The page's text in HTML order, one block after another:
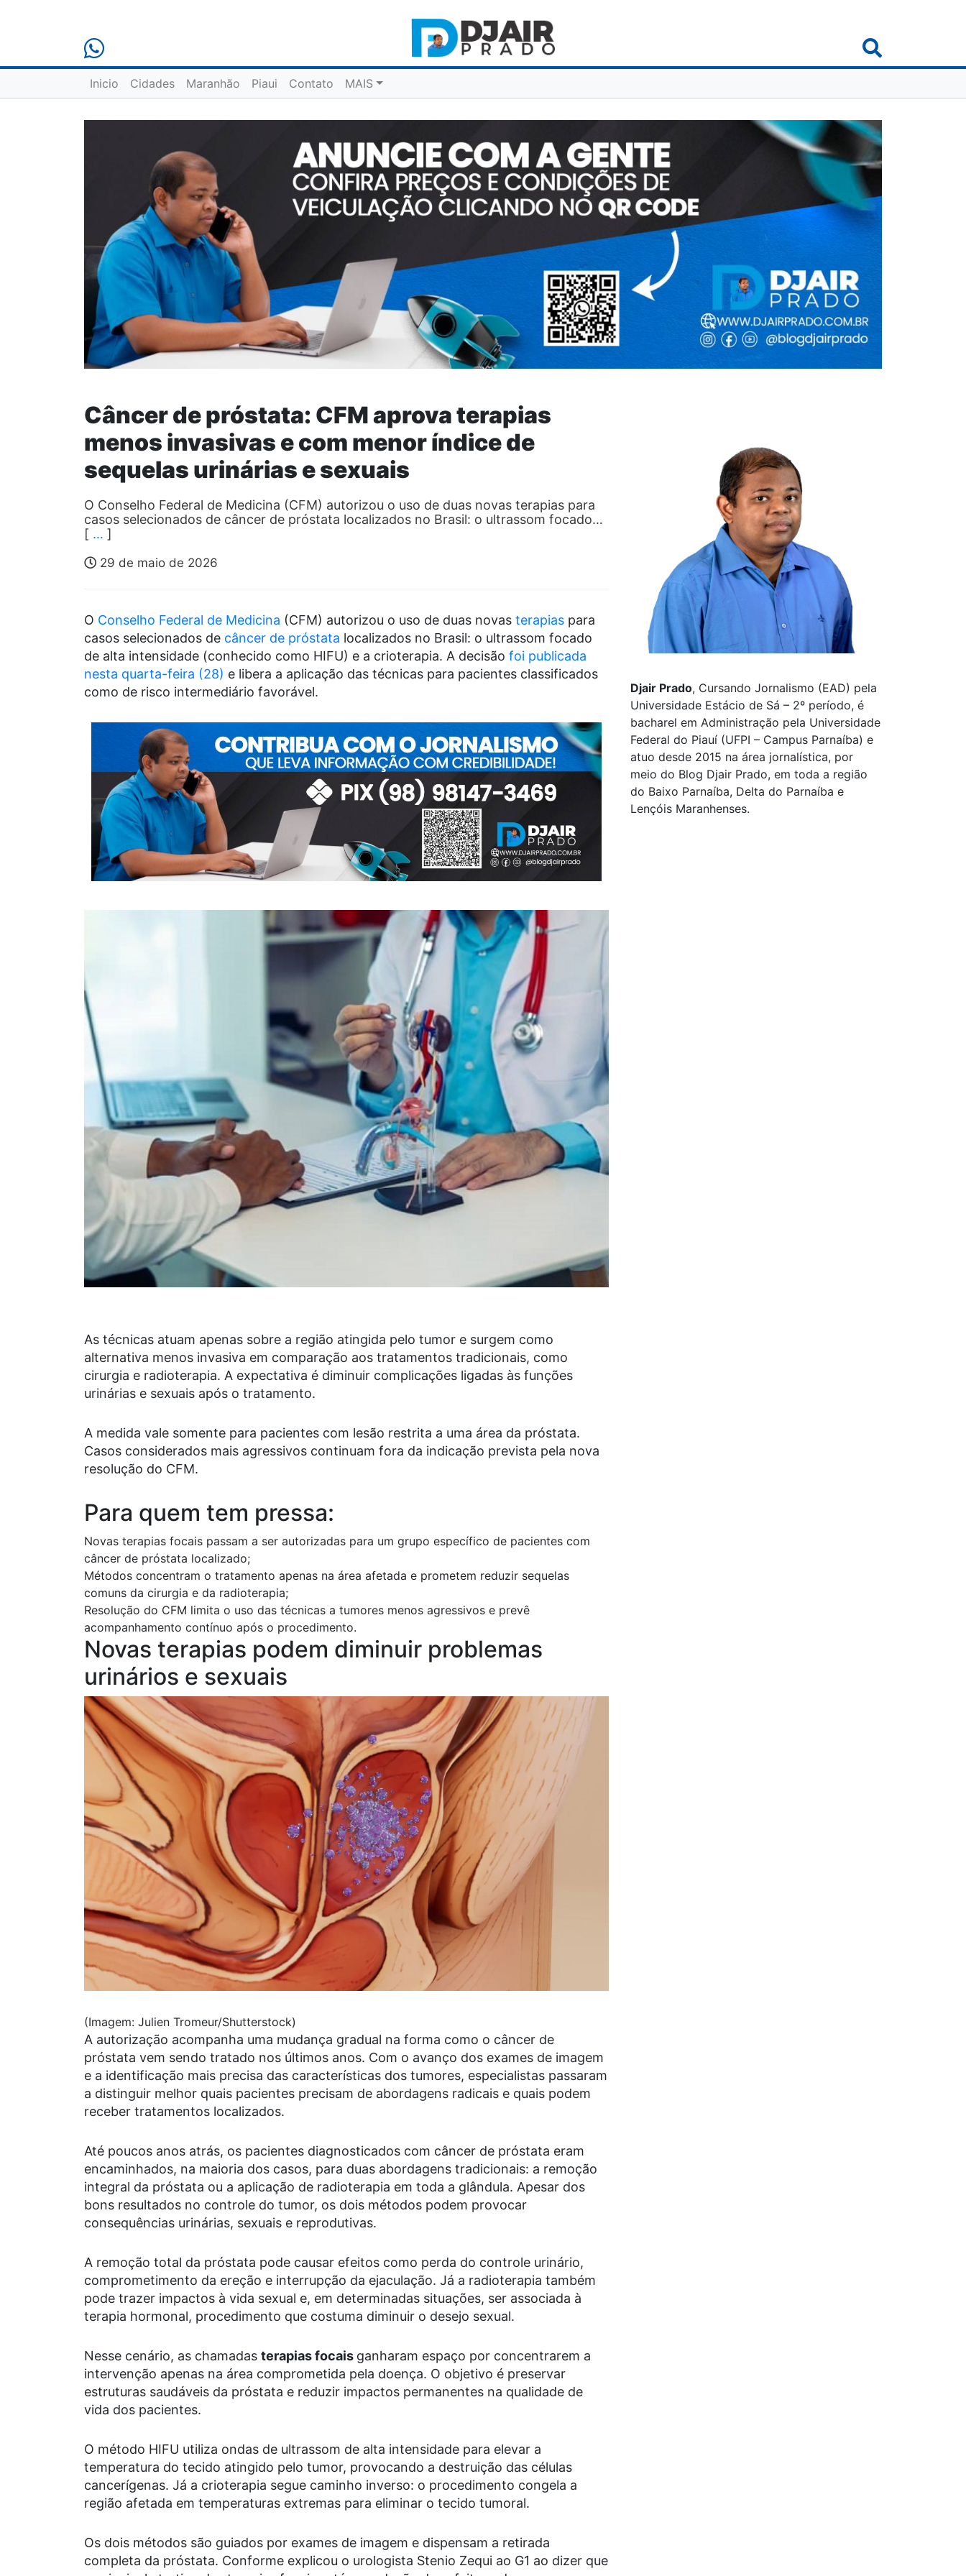
Inicio Cidades Maranhão Piaui Contato MAIS
Câncer de próstata: CFM aprova terapias
menos invasivas e com menor índice de
sequelas urinárias e sexuais
O Conselho Federal de Medicina (CFM) autorizou o uso de duas novas terapias para
casos selecionados de câncer de próstata localizados no Brasil: o ultrassom focado…
[ … ]
29 de maio de 2026
O Conselho Federal de Medicina (CFM) autorizou o uso de duas novas terapias para
casos selecionados de câncer de próstata localizados no Brasil: o ultrassom focado
de alta intensidade (conhecido como HIFU) e a crioterapia. A decisão foi publicada
nesta quarta-feira (28) e libera a aplicação das técnicas para pacientes classificados
como de risco intermediário favorável.
As técnicas atuam apenas sobre a região atingida pelo tumor e surgem como
alternativa menos invasiva em comparação aos tratamentos tradicionais, como
cirurgia e radioterapia. A expectativa é diminuir complicações ligadas às funções
urinárias e sexuais após o tratamento.
A medida vale somente para pacientes com lesão restrita a uma área da próstata.
Casos considerados mais agressivos continuam fora da indicação prevista pela nova
resolução do CFM.
Para quem tem pressa:
Novas terapias focais passam a ser autorizadas para um grupo específico de pacientes com
câncer de próstata localizado;
Métodos concentram o tratamento apenas na área afetada e prometem reduzir sequelas
comuns da cirurgia e da radioterapia;
Resolução do CFM limita o uso das técnicas a tumores menos agressivos e prevê
acompanhamento contínuo após o procedimento.
Novas terapias podem diminuir problemas
urinários e sexuais
(Imagem: Julien Tromeur/Shutterstock)
A autorização acompanha uma mudança gradual na forma como o câncer de
próstata vem sendo tratado nos últimos anos. Com o avanço dos exames de imagem
e a identificação mais precisa das características dos tumores, especialistas passaram
a distinguir melhor quais pacientes precisam de abordagens radicais e quais podem
receber tratamentos localizados.
Até poucos anos atrás, os pacientes diagnosticados com câncer de próstata eram
encaminhados, na maioria dos casos, para duas abordagens tradicionais: a remoção
integral da próstata ou a aplicação de radioterapia em toda a glândula. Apesar dos
bons resultados no controle do tumor, os dois métodos podem provocar
consequências urinárias, sexuais e reprodutivas.
A remoção total da próstata pode causar efeitos como perda do controle urinário,
comprometimento da ereção e interrupção da ejaculação. Já a radioterapia também
pode trazer impactos à vida sexual e, em determinadas situações, ser associada à
terapia hormonal, procedimento que costuma diminuir o desejo sexual.
Nesse cenário, as chamadas terapias focais ganharam espaço por concentrarem a
intervenção apenas na área comprometida pela doença. O objetivo é preservar
estruturas saudáveis da próstata e reduzir impactos permanentes na qualidade de
vida dos pacientes.
O método HIFU utiliza ondas de ultrassom de alta intensidade para elevar a
temperatura do tecido atingido pelo tumor, provocando a destruição das células
cancerígenas. Já a crioterapia segue caminho inverso: o procedimento congela a
região afetada em temperaturas extremas para eliminar o tecido tumoral.
Os dois métodos são guiados por exames de imagem e dispensam a retirada
completa da próstata. Conforme explicou o urologista Stenio Zequi ao G1 ao dizer que
Djair Prado, Cursando Jornalismo (EAD) pela
Universidade Estácio de Sá – 2º período, é
bacharel em Administração pela Universidade
Federal do Piauí (UFPI – Campus Parnaíba) e
atuo desde 2015 na área jornalística, por
meio do Blog Djair Prado, em toda a região
do Baixo Parnaíba, Delta do Parnaíba e
Lençóis Maranhenses.